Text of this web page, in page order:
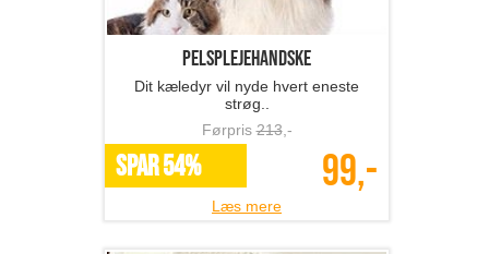
Pelsplejehandske
Dit kæledyr vil nyde hvert eneste
strøg..
Førpris213,-
SPAR 54% 99,-
Læs mere